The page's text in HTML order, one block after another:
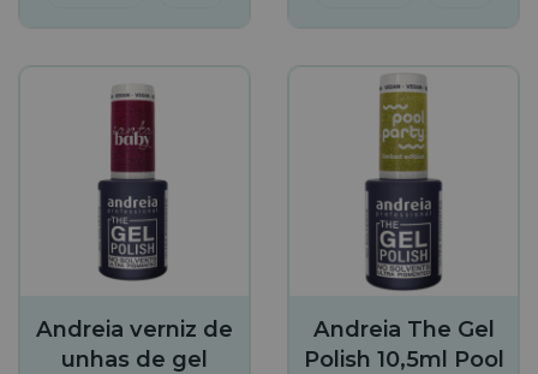
Andreia verniz de
unhas de gel
Andreia The Gel
Polish 10,5ml Pool